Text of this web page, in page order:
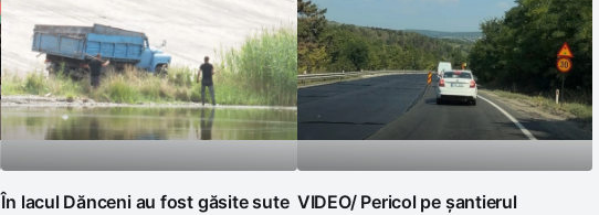
În lacul Dănceni au fost găsite sute VIDEO/ Pericol pe șantierul